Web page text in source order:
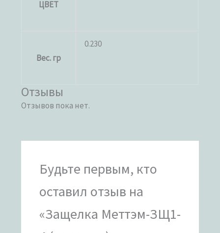
ЦВЕТ
Вес. гр
0.230
Отзывы
Отзывов пока нет.
Будьте первым, кто
оставил отзыв на
«Защелка Меттэм-ЗЩ1-